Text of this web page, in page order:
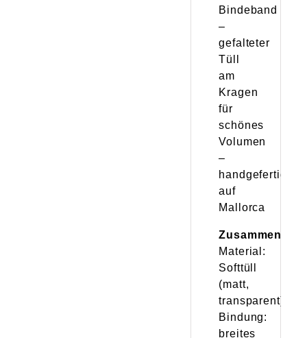
Bindeband
–
gefalteter
Tüll
am
Kragen
für
schönes
Volumen
–
handgefertigt
auf
Mallorca
Material:
Softtüll
(matt,
transparent)
Bindung:
breites